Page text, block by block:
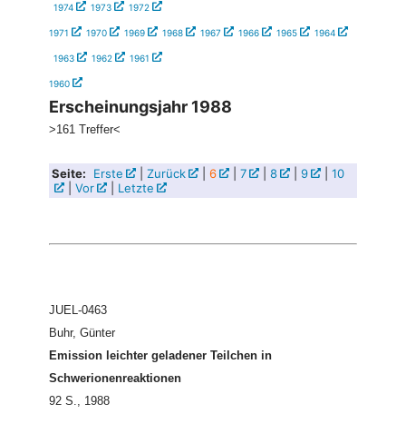
1974 1973 1972
1971 1970 1969 1968 1967 1966 1965 1964
1963 1962 1961
1960
Erscheinungsjahr 1988
>161 Treffer<
Seite: Erste Zurück 6 7 8 9
10
Vor Letzte
JUEL-0463
Buhr, Günter
Emission leichter geladener Teilchen in
Schwerionenreaktionen
92 S., 1988